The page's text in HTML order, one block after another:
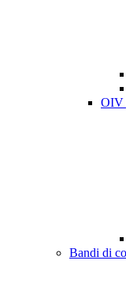
OIV
Bandi di